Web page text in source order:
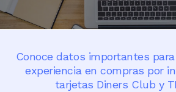
Conoce datos importantes
experiencia en compras por
tarjetas Diners Club y